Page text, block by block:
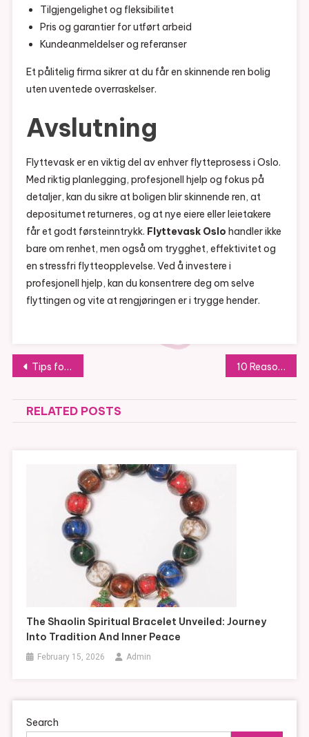
Tilgjengelighet og fleksibilitet
Pris og garantier for utført arbeid
Kundeanmeldelser og referanser
Et pålitelig firma sikrer at du får en skinnende ren bolig
uten uventede overraskelser.
Avslutning
Flyttevask er en viktig del av enhver flytteprosess i Oslo.
Med riktig planlegging, profesjonell hjelp og fokus på
detaljer, kan du sikre at boligen blir skinnende ren, at
depositumet returneres, og at nye eiere eller leietakere
får et godt førsteinntrykk. Flyttevask Oslo handler ikke
bare om renhet, men også om trygghet, effektivitet og
en stressfri flytteopplevelse. Ved å investere i
profesjonell hjelp, kan du konsentrere deg om selve
flyttingen og vite at rengjøringen er i trygge hender.
Post
navigation
Tips for a Seamless Experience with Car Rentals at Dhaka Airport 10 Reasons to Hire Professional Painters Near You Instead of DIY
RELATED POSTS
The Shaolin Spiritual Bracelet Unveiled: Journey
Into Tradition And Inner Peace
February 15, 2026 Admin
Search